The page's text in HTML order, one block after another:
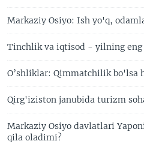
Markaziy Osiyo: Ish yo'q,
Tinchlik va iqtisod - yilning eng
O’shliklar: Qimmatchilik bo'lsa
Qirg'iziston janubida turizm
Markaziy Osiyo davlatlari
qila oladimi?